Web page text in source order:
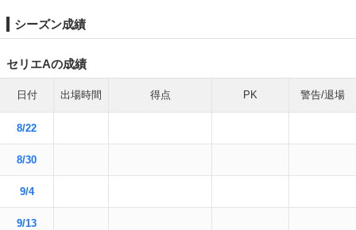
シーズン成績
セリエAの成績
日付 出場時間 得点 PK 警告/退場
8/22
8/30
9/4
9/13